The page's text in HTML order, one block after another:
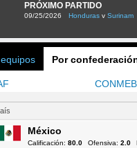
PRÓXIMO PARTIDO
09/25/2026 Honduras v Surinam
Por
México
Calificación: 80.0 Ofensiva: 2.0